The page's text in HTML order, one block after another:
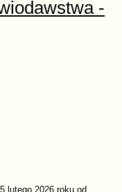
-
lutego 2026 roku od